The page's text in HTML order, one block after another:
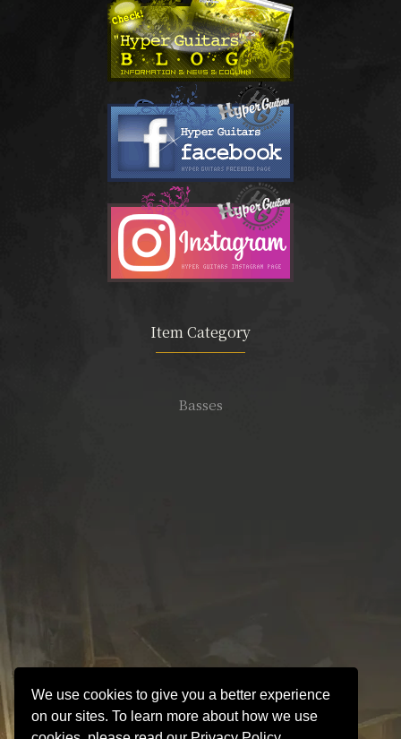
Item Category
Basses
We use cookies to give you a better experience
on our sites. To learn more about how we use